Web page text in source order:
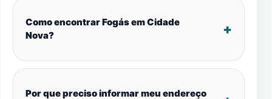
Como encontrar Fogás em Cidade
Nova?
Por que preciso informar meu endereço